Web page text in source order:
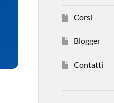
Corsi
Blogger
Contatti